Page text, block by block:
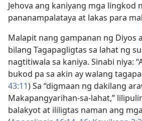
Jehova ang kaniyang mga lingkod
pananampalataya at lakas para
Malapit nang gampanan ng Diyos
bilang Tagapagligtas sa lahat ng
nagtitiwala sa kaniya. Sinabi niya:
bukod pa sa akin ay walang
43:11) Sa “digmaan ng dakilang
Makapangyarihan-sa-lahat,”
balakyot at ililigtas naman ang